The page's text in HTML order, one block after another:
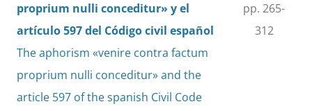
proprium nulli conceditur» y el
artículo 597 del Código civil español
The aphorism «venire contra factum
proprium nulli conceditur» and the
article 597 of the spanish Civil Code
pp. 265-
312